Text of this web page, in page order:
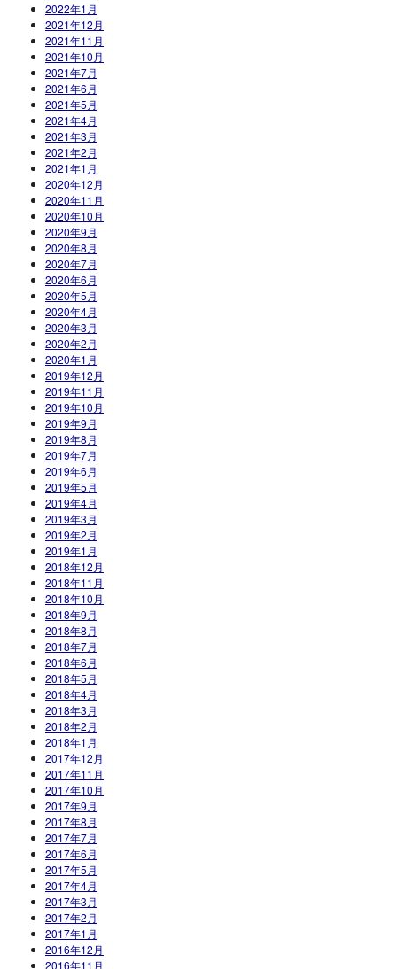
2022年1月
2021年12月
2021年11月
2021年10月
2021年7月
2021年6月
2021年5月
2021年4月
2021年3月
2021年2月
2021年1月
2020年12月
2020年11月
2020年10月
2020年9月
2020年8月
2020年7月
2020年6月
2020年5月
2020年4月
2020年3月
2020年2月
2020年1月
2019年12月
2019年11月
2019年10月
2019年9月
2019年8月
2019年7月
2019年6月
2019年5月
2019年4月
2019年3月
2019年2月
2019年1月
2018年12月
2018年11月
2018年10月
2018年9月
2018年8月
2018年7月
2018年6月
2018年5月
2018年4月
2018年3月
2018年2月
2018年1月
2017年12月
2017年11月
2017年10月
2017年9月
2017年8月
2017年7月
2017年6月
2017年5月
2017年4月
2017年3月
2017年2月
2017年1月
2016年12月
2016年11月